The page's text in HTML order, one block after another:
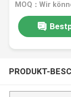
PRODUKT-